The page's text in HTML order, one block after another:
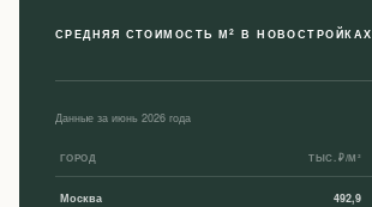
СРЕДНЯЯ СТОИМОСТЬ М2 В НОВОСТРОЙКАХ
Данные за июнь 2026 года
ГОРОД ТЫС. ₽/М²
Москва 492,9